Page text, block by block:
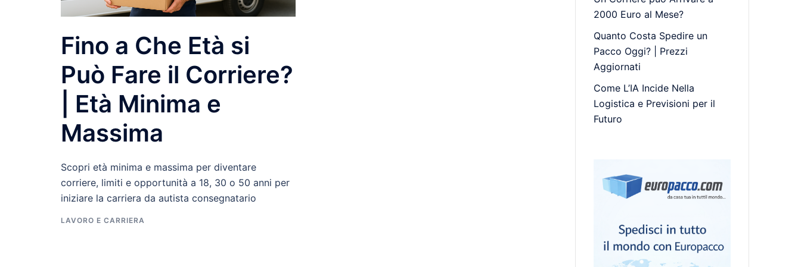
Fino a Che Età si
Può Fare il Corriere?
| Età Minima e
Massima
Scopri età minima e massima per diventare
corriere, limiti e opportunità a 18, 30 o 50 anni per
iniziare la carriera da autista consegnatario
LAVORO E CARRIERA
2000 Euro al Mese?
Quanto Costa Spedire un
Pacco Oggi? | Prezzi
Aggiornati
Come L’IA Incide Nella
Logistica e Previsioni per il
Futuro